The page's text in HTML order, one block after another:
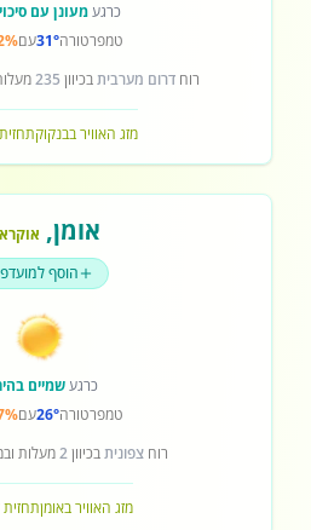
כרגעמעונן עם
טמפרטורה31°עם
רוח דרום מערביתבכיוון 235
מזג האוויר בבנקוק
אומן,
הוסף
כרגעשמיים
טמפרטורה26°עם
רוחצפוניתבכיוון2מעלות
מזג האוויר באומןתחזית